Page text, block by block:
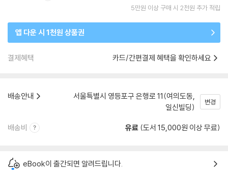
5만원 이상 구매 시 2천원 추가 적립
앱 다운 시 1천원 상품권
결제혜택 카드/간편결제 혜택을 확인하세요
배송안내
서울특별시 영등포구 은행로 11(여의도동,
일신빌딩)
변경
배송비 유료 (도서 15,000원 이상 무료)
eBook이 출간되면 알려드립니다.